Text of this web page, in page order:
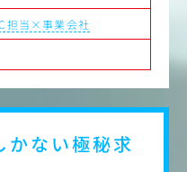
担当×事業会社
かない極秘求